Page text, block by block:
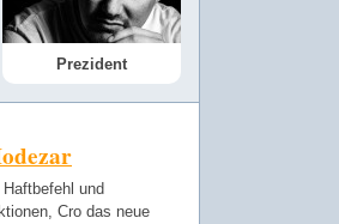
Prezident
und
Cro das neue